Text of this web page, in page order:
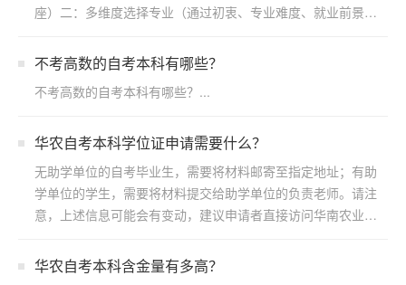
座）二：多维度选择专业（通过初衷、专业难度、就业前景方
不考高数的自考本科有哪些？
不考高数的自考本科有哪些？...
华农自考本科学位证申请需要什么？
无助学单位的自考毕业生，需要将材料邮寄至指定地址；有助
学单位的学生，需要将材料提交给助学单位的负责老师。请注
意，上述信息可能会有变动，建议申请者直接访问华南农业大
华农自考本科含金量有多高？